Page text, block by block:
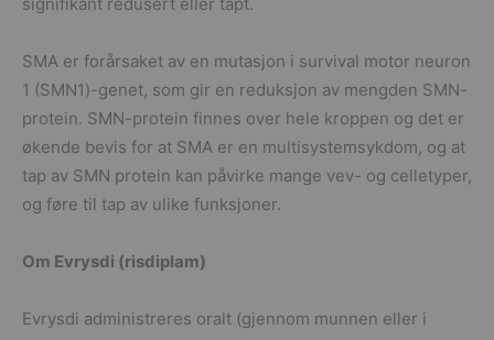
SMA er forårsaket av en mutasjon i survival motor neuron
1 (SMN1)-genet, som gir en reduksjon av mengden SMN-
protein. SMN-protein finnes over hele kroppen og det er
økende bevis for at SMA er en multisystemsykdom, og at
tap av SMN protein kan påvirke mange vev- og celletyper,
og føre til tap av ulike funksjoner.
Om Evrysdi (risdiplam)
Evrysdi administreres oralt (gjennom munnen eller i